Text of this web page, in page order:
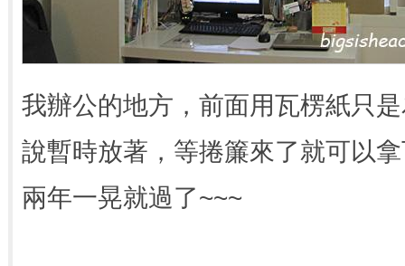
我辦公的地方，前面用瓦楞紙只
說暫時放著，等捲簾來了就可以
兩年一晃就過了~~~